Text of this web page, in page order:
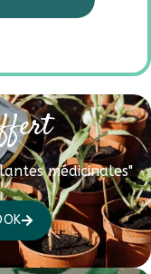
médicinales"